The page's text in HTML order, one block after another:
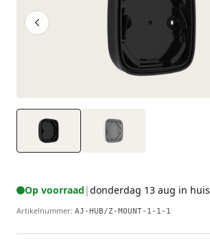
Op voorraad |donderdag 13 aug in huis
Artikelnummer: AJ-HUB/Z-MOUNT-1-1-1